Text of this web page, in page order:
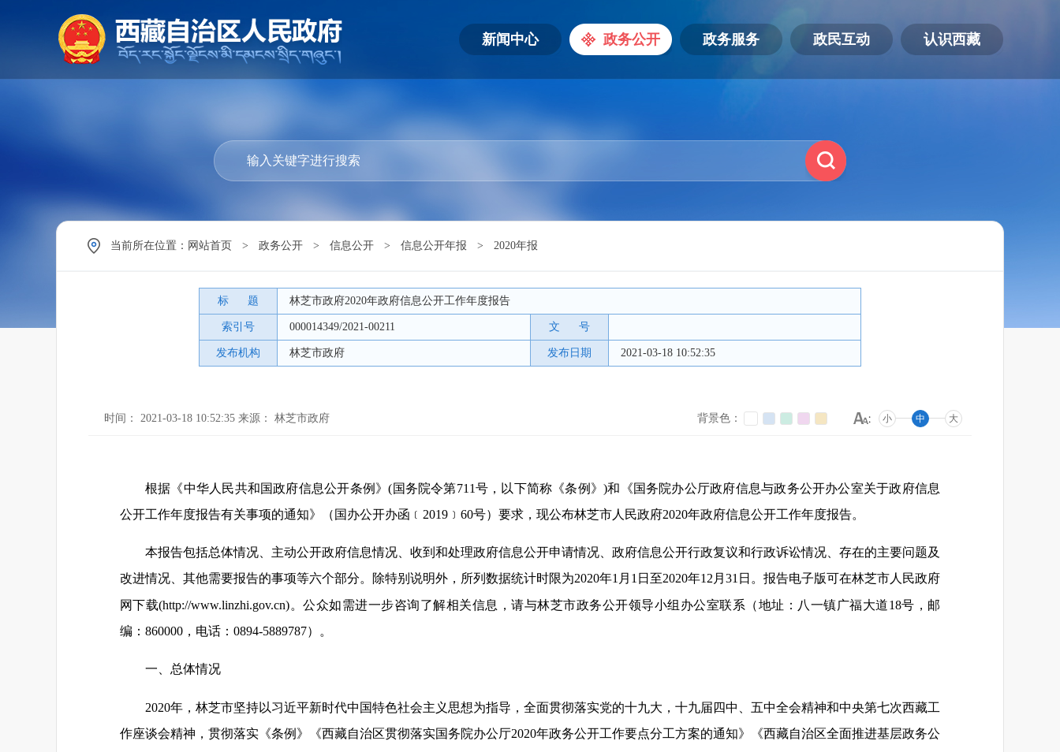
新闻中心 政务公开 政务服务 政民互动 认识西藏
当前所在位置： 网站首页 > 政务公开 > 信息公开 > 信息公开年报 > 2020年报
标 题 林芝市政府2020年政府信息公开工作年度报告
索引号 000014349/2021-00211 文 号
发布机构 林芝市政府 发布日期 2021-03-18 10:52:35
时间： 2021-03-18 10:52:35 来源： 林芝市政府 背景色： 小 中 大
根据《中华人民共和国政府信息公开条例》(国务院令第711号，以下简称《条例》)和《国务院办公厅政府信息与政务公开办公室关于政府信息
公开工作年度报告有关事项的通知》（国办公开办函﹝2019﹞60号）要求，现公布林芝市人民政府2020年政府信息公开工作年度报告。
本报告包括总体情况、主动公开政府信息情况、收到和处理政府信息公开申请情况、政府信息公开行政复议和行政诉讼情况、存在的主要问题及
改进情况、其他需要报告的事项等六个部分。除特别说明外，所列数据统计时限为2020年1月1日至2020年12月31日。报告电子版可在林芝市人民政府
网下载(http://www.linzhi.gov.cn)。公众如需进一步咨询了解相关信息，请与林芝市政务公开领导小组办公室联系（地址：八一镇广福大道18号，邮
编：860000，电话：0894-5889787）。
一、总体情况
2020年，林芝市坚持以习近平新时代中国特色社会主义思想为指导，全面贯彻落实党的十九大，十九届四中、五中全会精神和中央第七次西藏工
作座谈会精神，贯彻落实《条例》《西藏自治区贯彻落实国务院办公厅2020年政务公开工作要点分工方案的通知》《西藏自治区全面推进基层政务公